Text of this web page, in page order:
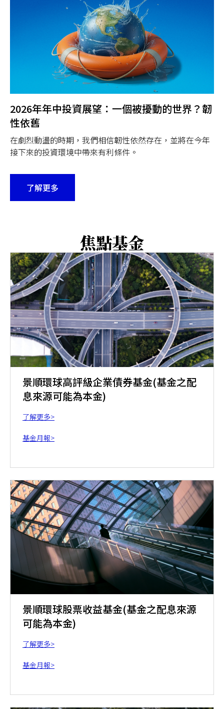
2026年年中投資展望：一個被擾動的世界？韌
性依舊
在劇烈動盪的時期，我們相信韌性依然存在，並將在今年
接下來的投資環境中帶來有利條件。
了解更多
焦點基金
景順環球高評級企業債券基金(基金之配
息來源可能為本金)
了解更多>
基金月報>
景順環球股票收益基金(基金之配息來源
可能為本金)
了解更多>
基金月報>